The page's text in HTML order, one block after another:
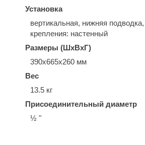
Установка
вертикальная, нижняя
крепления: настенный
Размеры (ШхВхГ)
390x665x260 мм
Вес
13.5 кг
Присоединительный диаметр
½ "